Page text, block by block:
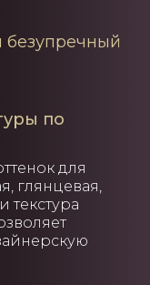
по
для
глянцевая,
текстура